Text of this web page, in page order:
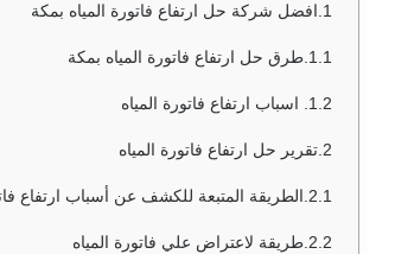
افضل شركة حل ارتفاع فاتورة المياه بمكة
طرق حل ارتفاع فاتورة المياه بمكة
اسباب ارتفاع فاتورة المياه
تقرير حل ارتفاع فاتورة المياه
الطريقة المتبعة للكشف عن أسباب ارتفاع
طريقة لاعتراض علي فاتورة المياه